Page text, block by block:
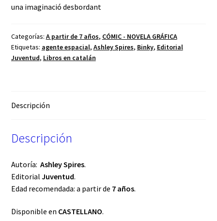
una imaginació desbordant
Categorías: A partir de 7 años, CÓMIC - NOVELA GRÁFICA
Etiquetas: agente espacial, Ashley Spires, Binky, Editorial
Juventud, Libros en catalán
Descripción
Descripción
Autoría: Ashley Spires.
Editorial Juventud.
Edad recomendada: a partir de 7 años.
Disponible en CASTELLANO.